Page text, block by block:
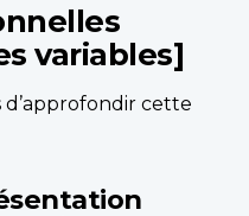
variables]
cette